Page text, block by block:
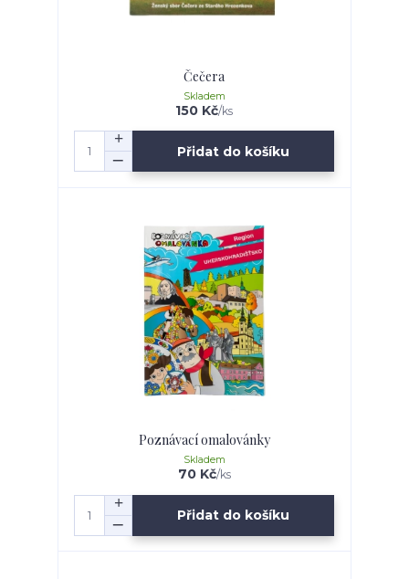
Čečera
150 Kč/ks
Skladem
Přidat do košíku
Poznávací omalovánky
70 Kč/ks
Skladem
Přidat do košíku